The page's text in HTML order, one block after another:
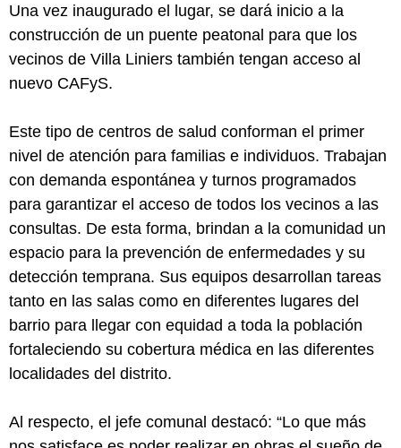
Una vez inaugurado el lugar, se dará inicio a la
construcción de un puente peatonal para que los
vecinos de Villa Liniers también tengan acceso al
nuevo CAFyS.
Este tipo de centros de salud conforman el primer
nivel de atención para familias e individuos. Trabajan
con demanda espontánea y turnos programados
para garantizar el acceso de todos los vecinos a las
consultas. De esta forma, brindan a la comunidad un
espacio para la prevención de enfermedades y su
detección temprana. Sus equipos desarrollan tareas
tanto en las salas como en diferentes lugares del
barrio para llegar con equidad a toda la población
fortaleciendo su cobertura médica en las diferentes
localidades del distrito.
Al respecto, el jefe comunal destacó: “Lo que más